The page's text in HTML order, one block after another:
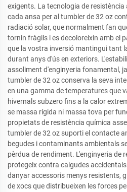
exigents. La tecnologia de resistència
cada ansa per al tumbler de 32 oz
radiació solar, que normalment fan
tornin fràgils i es decoloreixin amb el
que la vostra inversió mantingui tant
durant anys d'ús en exteriors.
assoliment d'enginyeria fonamental,
tumbler de 32 oz conserva la seva
en una gamma de temperatures que
hivernals subzero fins a la calor
se massa rígida ni massa tova per
propietats de resistència química
tumbler de 32 oz suporti el contacte
begudes i contaminants ambientals
pèrdua de rendiment. L'enginyeria de
protegeix contra caigudes
danyar accessoris menys resistents,
de xocs que distribueixen les forces